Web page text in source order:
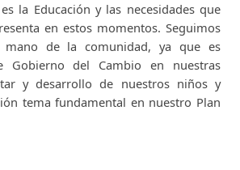
la Educación y las necesidades que
en estos momentos. Seguimos
de la comunidad, ya que es
Gobierno del Cambio en nuestras
y desarrollo de nuestros niños y
tema fundamental en nuestro Plan